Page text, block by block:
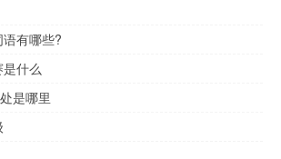
有哪些?
什么
是哪里